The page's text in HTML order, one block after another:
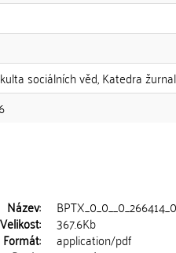
sociálních věd, Katedra
Název:
Velikost: 367.6Kb
Formát: application/pdf